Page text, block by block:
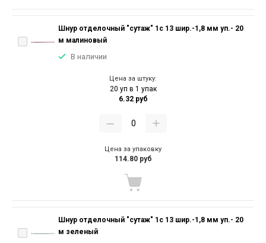
Шнур отделочный "сутаж" 1с 13 шир.-1,8 мм уп.- 20
м малиновый
В наличии
Цена за штуку:
20 уп в 1 упак
6.32 руб
Цена за упаковку
114.80 руб
Шнур отделочный "сутаж" 1с 13 шир.-1,8 мм уп.- 20
м зеленый